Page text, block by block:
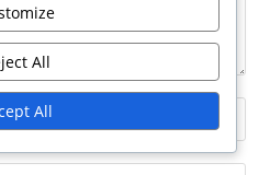
All
All